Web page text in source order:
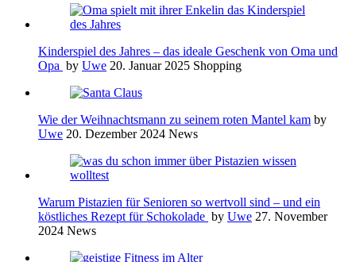
Kinderspiel des Jahres – das ideale Geschenk von Oma und
Opa by Uwe 20. Januar 2025 Shopping
Wie der Weihnachtsmann zu seinem roten Mantel kam by
Uwe 20. Dezember 2024 News
Warum Pistazien für Senioren so wertvoll sind – und ein
köstliches Rezept für Schokolade by Uwe 27. November
2024 News